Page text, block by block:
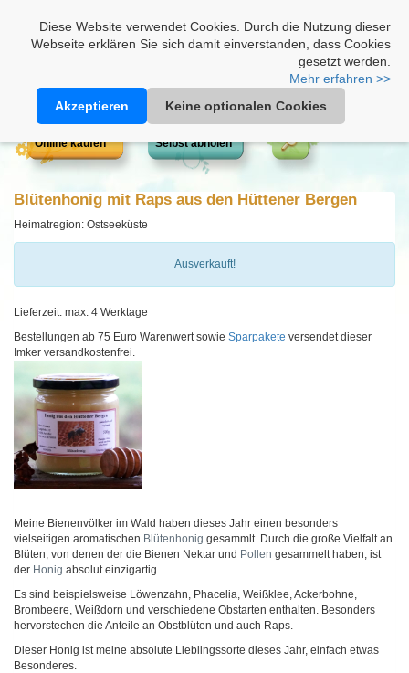
Diese Website verwendet Cookies. Durch die Nutzung dieser
Webseite erklären Sie sich damit einverstanden, dass Cookies
gesetzt werden.
Mehr erfahren >>
Akzeptieren
Keine optionalen Cookies
Online kaufen Selbst abholen
Blütenhonig mit Raps aus den Hüttener Bergen
Heimatregion: Ostseeküste
Ausverkauft!
Lieferzeit: max. 4 Werktage
Bestellungen ab 75 Euro Warenwert sowie Sparpakete versendet dieser
Imker versandkostenfrei.
Meine Bienenvölker im Wald haben dieses Jahr einen besonders
vielseitigen aromatischen Blütenhonig gesammlt. Durch die große Vielfalt an
Blüten, von denen der die Bienen Nektar und Pollen gesammelt haben, ist
der Honig absolut einzigartig.
Es sind beispielsweise Löwenzahn, Phacelia, Weißklee, Ackerbohne,
Brombeere, Weißdorn und verschiedene Obstarten enthalten. Besonders
hervorstechen die Anteile an Obstblüten und auch Raps.
Dieser Honig ist meine absolute Lieblingssorte dieses Jahr, einfach etwas
Besonderes.